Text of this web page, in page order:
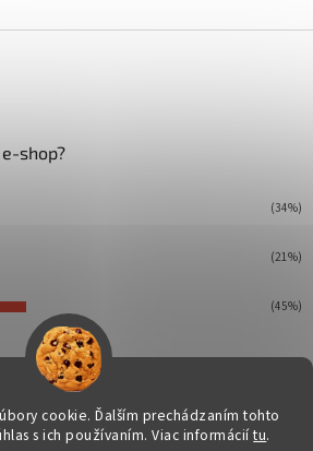
cookie. Ďalším prechádzaním tohto
s ich používaním. Viac informáciítu.
shop?
(34%)
(21%)
(45%)
Vytvoril Shoptet